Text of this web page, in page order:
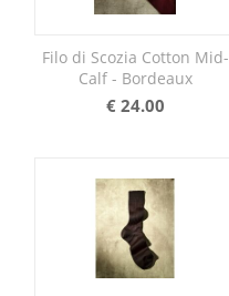
Filo di Scozia Cotton Mid-
Calf - Bordeaux
€ 24.00